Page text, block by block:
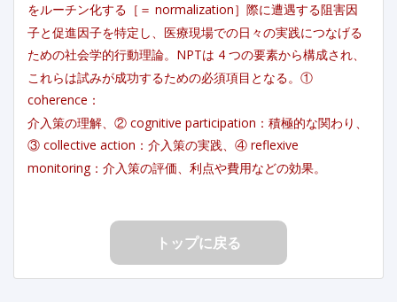
をルーチン化する［＝ normalization］際に遭遇する阻害因
子と促進因子を特定し、医療現場での日々の実践につなげる
ための社会学的行動理論。NPTは 4 つの要素から構成され、
これらは試みが成功するための必須項目となる。①
coherence：
介入策の理解、② cognitive participation：積極的な関わり、
③ collective action：介入策の実践、④ reflexive
monitoring：介入策の評価、利点や費用などの効果。
トップに戻る